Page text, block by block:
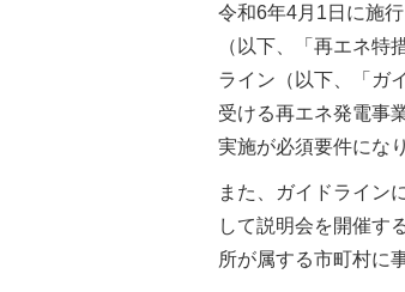
令和6年4月1日に施
（以下、「再エネ
ライン（以下、「ガ
受ける再エネ発電事
実施が必須要件にな
また、ガイドライン
して説明会を開催す
所が属する市町村に